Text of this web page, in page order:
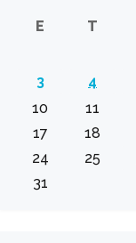
E T
3
4
10
11
17
18
24
25
31